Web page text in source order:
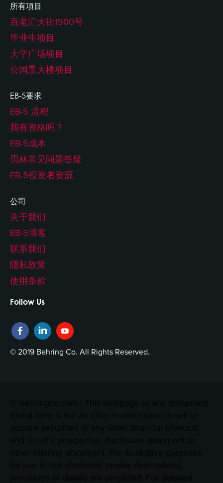
所有項目
百老汇大街1900号
毕业生项目
大学广场项目
公园景大楼项目
EB-5要求
EB-5 流程
我有资格吗？
EB-5成本
贝林常见问题答疑
EB-5投资者资源
公司
关于我们
EB-5博客
联系我们
隱私政策
使用条款
Follow Us
© 2019 Behring Co. All Rights Reserved.